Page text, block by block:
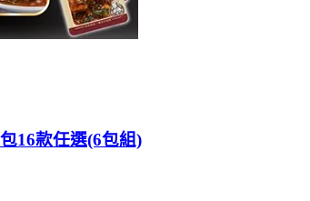
16款任選(6包組)